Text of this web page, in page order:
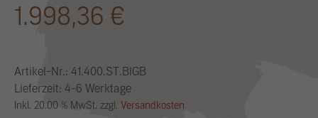
1.998,36 €
Artikel-Nr.: 41.400.ST.BIGB
Lieferzeit: 4-6 Werktage
Inkl. 20.00 % MwSt. zzgl. Versandkosten